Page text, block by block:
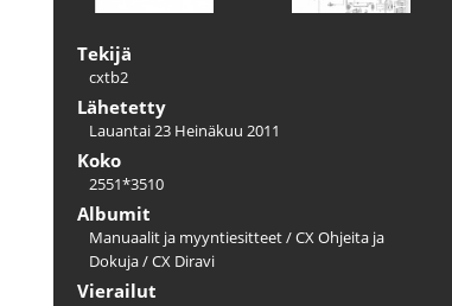
Tekijä
cxtb2
Lähetetty
Lauantai 23 Heinäkuu 2011
Koko
2551*3510
Albumit
Manuaalit ja myyntiesitteet/CX Ohjeita ja
Dokuja/CX Diravi
Vierailut